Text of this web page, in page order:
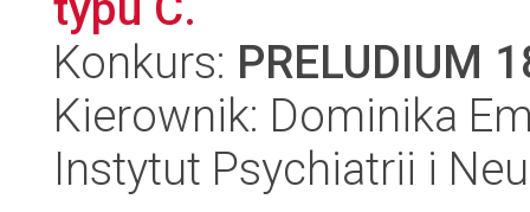
Konkurs: PRELUDIUM
Kierownik: Dominika
Instytut Psychiatrii i